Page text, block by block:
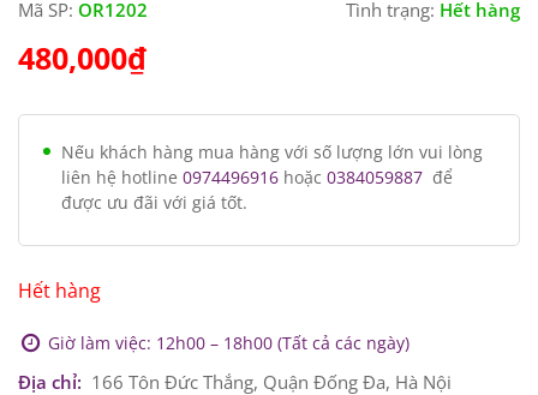
Mã SP: OR1202 Tình trạng: Hết hàng
480,000₫
Nếu khách hàng mua hàng với số lượng lớn vui lòng
liên hệ hotline 0974496916 hoặc 0384059887 để
được ưu đãi với giá tốt.
Hết hàng
Giờ làm việc: 12h00 – 18h00 (Tất cả các ngày)
Địa chỉ: 166 Tôn Đức Thắng, Quận Đống Đa, Hà Nội